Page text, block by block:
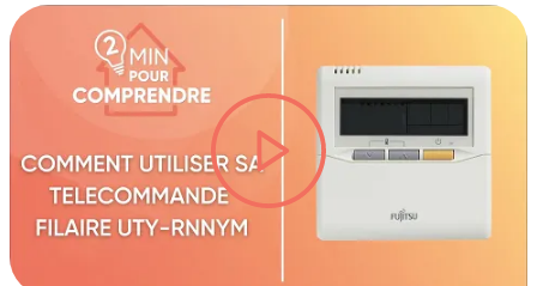
lire la vidéo